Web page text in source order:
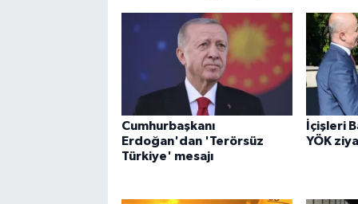
Cumhurbaşkanı
Erdoğan'dan 'Terörsüz
Türkiye' mesajı
İçişleri
YÖK